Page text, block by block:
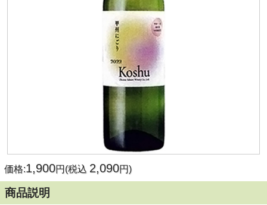
価格:1,900円(税込 2,090円)
商品説明